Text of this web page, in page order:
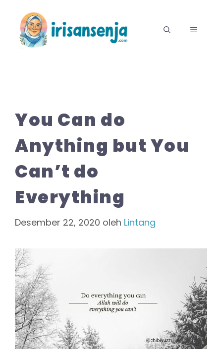
MENU
You Can do
Anything but You
Can’t do
Everything
Desember 22, 2020 oleh Lintang